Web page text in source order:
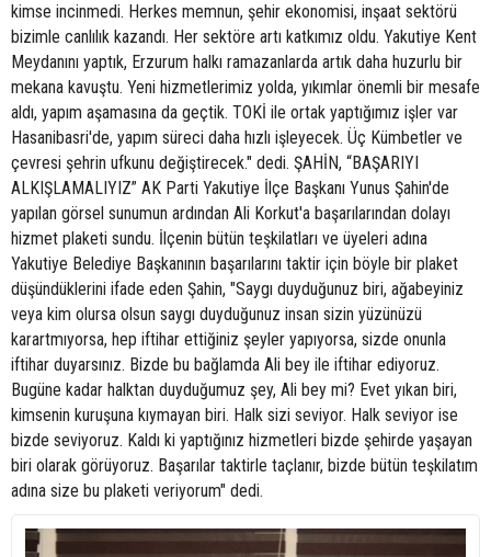
kimse incinmedi. Herkes memnun, şehir ekonomisi, inşaat sektörü
bizimle canlılık kazandı. Her sektöre artı katkımız oldu. Yakutiye Kent
Meydanını yaptık, Erzurum halkı ramazanlarda artık daha huzurlu bir
mekana kavuştu. Yeni hizmetlerimiz yolda, yıkımlar önemli bir mesafe
aldı, yapım aşamasına da geçtik. TOKİ ile ortak yaptığımız işler var
Hasanibasri'de, yapım süreci daha hızlı işleyecek. Üç Kümbetler ve
çevresi şehrin ufkunu değiştirecek." dedi. ŞAHİN, “BAŞARIYI
ALKIŞLAMALIYIZ” AK Parti Yakutiye İlçe Başkanı Yunus Şahin'de
yapılan görsel sunumun ardından Ali Korkut'a başarılarından dolayı
hizmet plaketi sundu. İlçenin bütün teşkilatları ve üyeleri adına
Yakutiye Belediye Başkanının başarılarını taktir için böyle bir plaket
düşündüklerini ifade eden Şahin, "Saygı duyduğunuz biri, ağabeyiniz
veya kim olursa olsun saygı duyduğunuz insan sizin yüzünüzü
karartmıyorsa, hep iftihar ettiğiniz şeyler yapıyorsa, sizde onunla
iftihar duyarsınız. Bizde bu bağlamda Ali bey ile iftihar ediyoruz.
Bugüne kadar halktan duyduğumuz şey, Ali bey mi? Evet yıkan biri,
kimsenin kuruşuna kıymayan biri. Halk sizi seviyor. Halk seviyor ise
bizde seviyoruz. Kaldı ki yaptığınız hizmetleri bizde şehirde yaşayan
biri olarak görüyoruz. Başarılar taktirle taçlanır, bizde bütün teşkilatım
adına size bu plaketi veriyorum" dedi.